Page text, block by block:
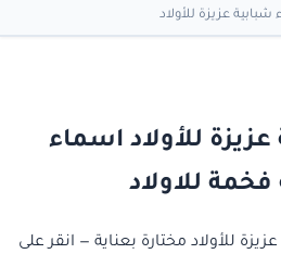
شبابية عزيزة للأولاد
للأولاد اسماء
فخمة للاولاد
للأولاد مختارة بعناية — انقر على